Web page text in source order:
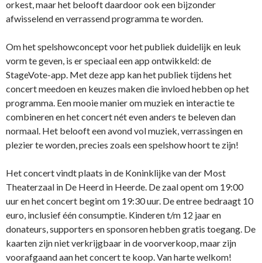
orkest, maar het belooft daardoor ook een bijzonder
afwisselend en verrassend programma te worden.
Om het spelshowconcept voor het publiek duidelijk en leuk
vorm te geven, is er speciaal een app ontwikkeld: de
StageVote-app. Met deze app kan het publiek tijdens het
concert meedoen en keuzes maken die invloed hebben op het
programma. Een mooie manier om muziek en interactie te
combineren en het concert nét even anders te beleven dan
normaal. Het belooft een avond vol muziek, verrassingen en
plezier te worden, precies zoals een spelshow hoort te zijn!
Het concert vindt plaats in de Koninklijke van der Most
Theaterzaal in De Heerd in Heerde. De zaal opent om 19:00
uur en het concert begint om 19:30 uur. De entree bedraagt 10
euro, inclusief één consumptie. Kinderen t/m 12 jaar en
donateurs, supporters en sponsoren hebben gratis toegang. De
kaarten zijn niet verkrijgbaar in de voorverkoop, maar zijn
voorafgaand aan het concert te koop. Van harte welkom!